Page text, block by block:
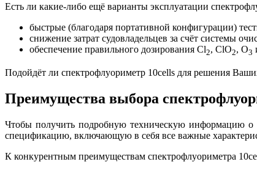
Есть ли какие-либо ещё варианты эксплуатации
быстрые (благодаря портативной конфигурации)
снижение затрат судовладельцев за счёт системы
обеспечение правильного дозирования Cl2, ClO2, O3
Подойдёт ли спектрофлуориметр 10cells для решения
Преимущества выбора
Чтобы получить подробную техническую информацию о
спецификацию, включающую в себя все важные
К конкурентным преимуществам спектрофлуориметра